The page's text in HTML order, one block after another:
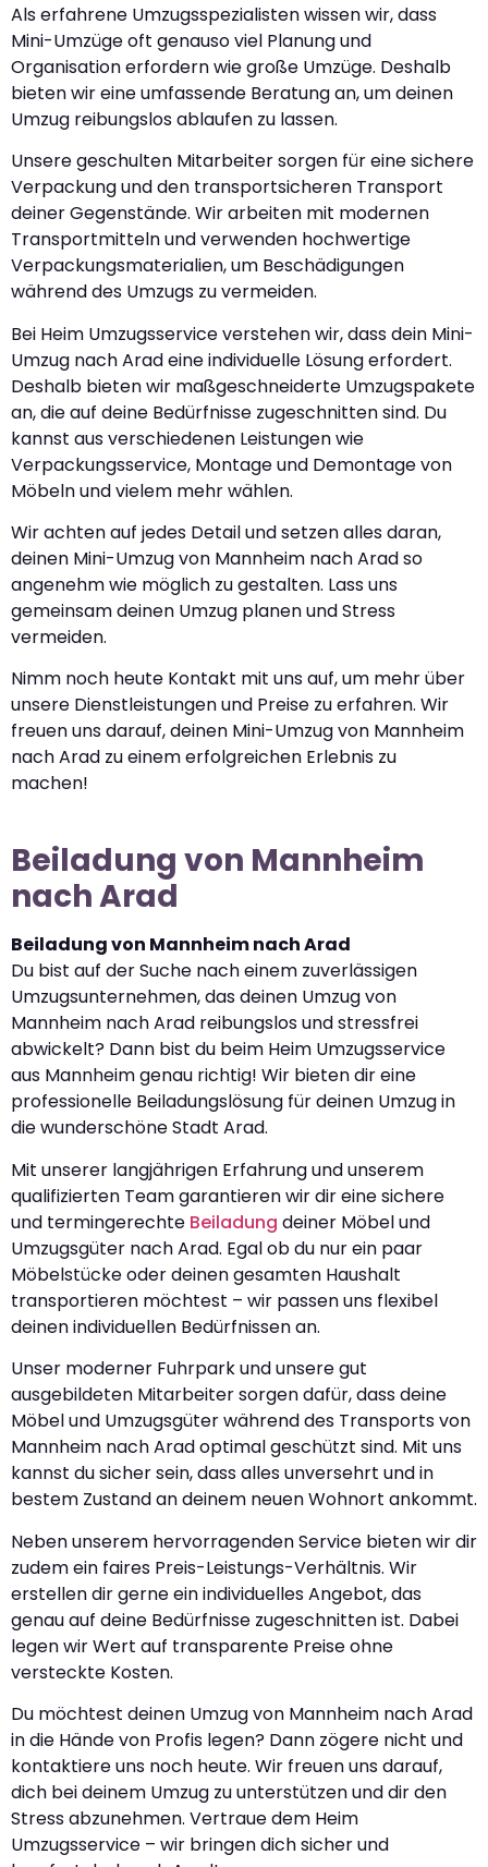
Als erfahrene Umzugsspezialisten wissen wir, dass
Mini-Umzüge oft genauso viel Planung und
Organisation erfordern wie große Umzüge. Deshalb
bieten wir eine umfassende Beratung an, um deinen
Umzug reibungslos ablaufen zu lassen.
Unsere geschulten Mitarbeiter sorgen für eine sichere
Verpackung und den transportsicheren Transport
deiner Gegenstände. Wir arbeiten mit modernen
Transportmitteln und verwenden hochwertige
Verpackungsmaterialien, um Beschädigungen
während des Umzugs zu vermeiden.
Bei Heim Umzugsservice verstehen wir, dass dein Mini-
Umzug nach Arad eine individuelle Lösung erfordert.
Deshalb bieten wir maßgeschneiderte Umzugspakete
an, die auf deine Bedürfnisse zugeschnitten sind. Du
kannst aus verschiedenen Leistungen wie
Verpackungsservice, Montage und Demontage von
Möbeln und vielem mehr wählen.
Wir achten auf jedes Detail und setzen alles daran,
deinen Mini-Umzug von Mannheim nach Arad so
angenehm wie möglich zu gestalten. Lass uns
gemeinsam deinen Umzug planen und Stress
vermeiden.
Nimm noch heute Kontakt mit uns auf, um mehr über
unsere Dienstleistungen und Preise zu erfahren. Wir
freuen uns darauf, deinen Mini-Umzug von Mannheim
nach Arad zu einem erfolgreichen Erlebnis zu
machen!
Beiladung von Mannheim
nach Arad
Beiladung von Mannheim nach Arad
Du bist auf der Suche nach einem zuverlässigen
Umzugsunternehmen, das deinen Umzug von
Mannheim nach Arad reibungslos und stressfrei
abwickelt? Dann bist du beim Heim Umzugsservice
aus Mannheim genau richtig! Wir bieten dir eine
professionelle Beiladungslösung für deinen Umzug in
die wunderschöne Stadt Arad.
Mit unserer langjährigen Erfahrung und unserem
qualifizierten Team garantieren wir dir eine sichere
und termingerechte Beiladung deiner Möbel und
Umzugsgüter nach Arad. Egal ob du nur ein paar
Möbelstücke oder deinen gesamten Haushalt
transportieren möchtest – wir passen uns flexibel
deinen individuellen Bedürfnissen an.
Unser moderner Fuhrpark und unsere gut
ausgebildeten Mitarbeiter sorgen dafür, dass deine
Möbel und Umzugsgüter während des Transports von
Mannheim nach Arad optimal geschützt sind. Mit uns
kannst du sicher sein, dass alles unversehrt und in
bestem Zustand an deinem neuen Wohnort ankommt.
Neben unserem hervorragenden Service bieten wir dir
zudem ein faires Preis-Leistungs-Verhältnis. Wir
erstellen dir gerne ein individuelles Angebot, das
genau auf deine Bedürfnisse zugeschnitten ist. Dabei
legen wir Wert auf transparente Preise ohne
versteckte Kosten.
Du möchtest deinen Umzug von Mannheim nach Arad
in die Hände von Profis legen? Dann zögere nicht und
kontaktiere uns noch heute. Wir freuen uns darauf,
dich bei deinem Umzug zu unterstützen und dir den
Stress abzunehmen. Vertraue dem Heim
Umzugsservice – wir bringen dich sicher und